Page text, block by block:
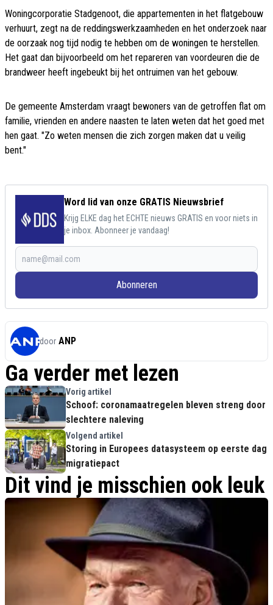
Woningcorporatie Stadgenoot, die appartementen in het flatgebouw
verhuurt, zegt na de reddingswerkzaamheden en het onderzoek naar
de oorzaak nog tijd nodig te hebben om de woningen te herstellen.
Het gaat dan bijvoorbeeld om het repareren van voordeuren die de
brandweer heeft ingebeukt bij het ontruimen van het gebouw.
De gemeente Amsterdam vraagt bewoners van de getroffen flat om
familie, vrienden en andere naasten te laten weten dat het goed met
hen gaat. "Zo weten mensen die zich zorgen maken dat u veilig
bent."
Word lid van onze GRATIS Nieuwsbrief
Krijg ELKE dag het ECHTE nieuws GRATIS en voor niets in
je inbox. Abonneer je vandaag!
Abonneren
door ANP
Ga verder met lezen
Vorig artikel
Schoof: coronamaatregelen bleven streng door
slechtere naleving
Volgend artikel
Storing in Europees datasysteem op eerste dag
migratiepact
Dit vind je misschien ook leuk